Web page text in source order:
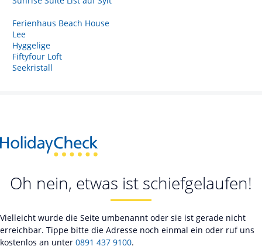
Ferienhaus Beach House
Lee
Hyggelige
Fiftyfour Loft
Seekristall
Oh nein, etwas ist schiefgelaufen!
Vielleicht wurde die Seite umbenannt oder sie ist gerade nicht
erreichbar. Tippe bitte die Adresse noch einmal ein oder ruf uns
kostenlos an unter 0891 437 9100.